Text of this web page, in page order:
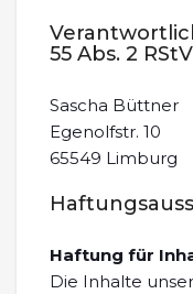
55 Abs. 2
Sascha Büttner
Egenolfstr. 10
65549 Limburg
Haftung für
Die Inhalte